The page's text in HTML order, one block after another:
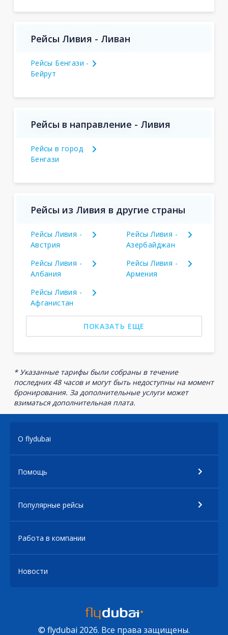
Рейсы Ливия - Ливан
Рейсы Бенгази -
Бейрут
Рейсы в направление - Ливия
Рейсы в город
Бенгази
Рейсы из Ливия в другие страны
Рейсы Ливия -
Австрия
Рейсы Ливия -
Азербайджан
Рейсы Ливия -
Албания
Рейсы Ливия -
Армения
Рейсы Ливия -
Афганистан
ПОКАЗАТЬ ЕЩЕ
* Указанные тарифы были собраны в течение
последних 48 часов и могут быть недоступны на момент
бронирования. За дополнительные услуги может
взиматься дополнительная плата.
О flydubai
Помощь
Популярные рейсы
Работа в компании
Новости
© flydubai 2026. Все права защищены.